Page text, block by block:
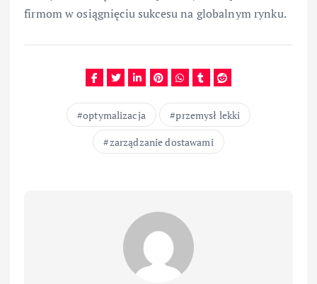
firmom w osiągnięciu sukcesu na globalnym rynku.
optymalizacja
przemysł lekki
zarządzanie dostawami